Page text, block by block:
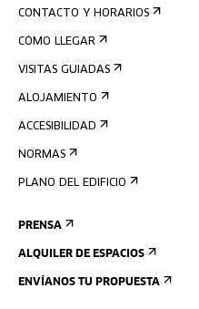
CONTACTO Y HORARIOS
CÓMO LLEGAR
VISITAS GUIADAS
ALOJAMIENTO
ACCESIBILIDAD
NORMAS
PLANO DEL EDIFICIO
PRENSA
ALQUILER DE ESPACIOS
ENVÍANOS TU PROPUESTA